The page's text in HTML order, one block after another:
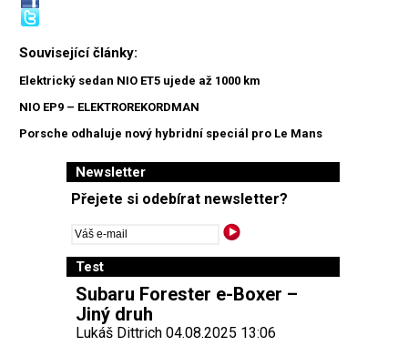
Související články:
Elektrický sedan NIO ET5 ujede až 1000 km
NIO EP9 – ELEKTROREKORDMAN
Porsche odhaluje nový hybridní speciál pro Le Mans
Newsletter
Přejete si odebírat newsletter?
Test
Subaru Forester e-Boxer –
Jiný druh
Lukáš Dittrich 04.08.2025 13:06